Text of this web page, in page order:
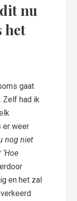
nu
het
gaat
Zelf had ik
er weer
nog niet
‘Hoe
en het zal